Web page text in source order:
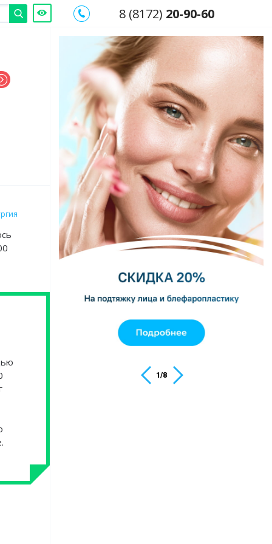
8 (8172) 20-90-60
1/8